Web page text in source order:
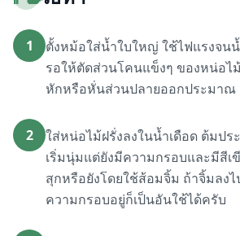
1
ตั้งหม้อใส่น้ำใบใหญ่ ใช้ไฟแรงจน
รอให้ตัดส่วนโคนแข็งๆ ของหน่อไ
หักหรือหั่นส่วนปลายออกประมาณ
2
ใส่หน่อไม้ฝรั่งลงในน้ำเดือด ต้มป
เริ่มนุ่มแต่ยังมีความกรอบและมีสีเ
สุกหรือยังโดยใช้ส้อมจิ้ม ถ้าจิ้มลงไ
ความกรอบอยู่ก็เป็นอันใช้ได้ครับ